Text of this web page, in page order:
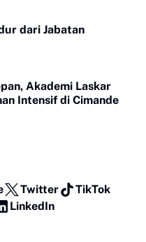
dari Jabatan
Akademi Laskar
Intensif di Cimande
Twitter
TikTok
LinkedIn